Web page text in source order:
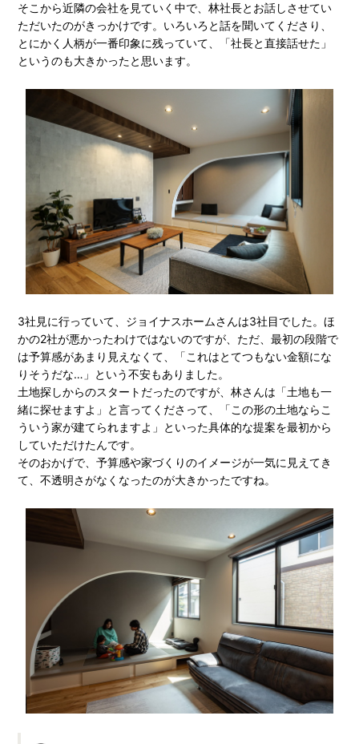
そこから近隣の会社を見ていく中で、林社長とお話しさせてい
ただいたのがきっかけです。いろいろと話を聞いてくださり、
とにかく人柄が一番印象に残っていて、「社長と直接話せた」
というのも大きかったと思います。
3社見に行っていて、ジョイナスホームさんは3社目でした。ほ
かの2社が悪かったわけではないのですが、ただ、最初の段階で
は予算感があまり見えなくて、「これはとてつもない金額にな
りそうだな…」という不安もありました。
土地探しからのスタートだったのですが、林さんは「土地も一
緒に探せますよ」と言ってくださって、「この形の土地ならこ
ういう家が建てられますよ」といった具体的な提案を最初から
していただけたんです。
そのおかげで、予算感や家づくりのイメージが一気に見えてき
て、不透明さがなくなったのが大きかったですね。